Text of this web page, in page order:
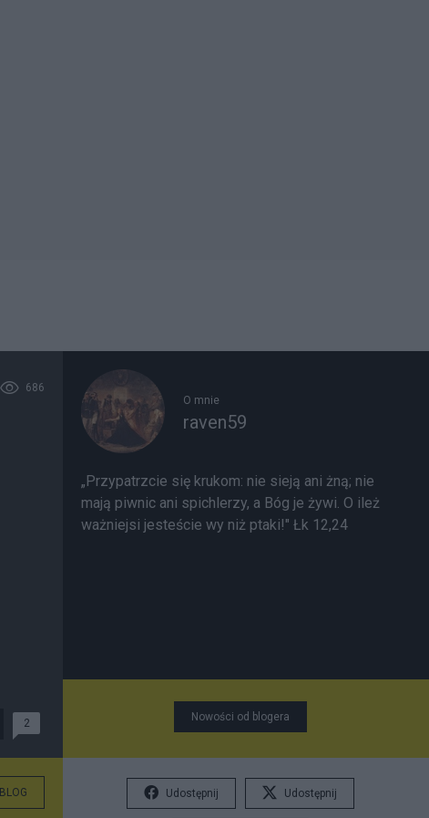
686
2
BLOG
O mnie
raven59
„Przypatrzcie się krukom: nie sieją ani żną; nie
mają piwnic ani spichlerzy, a Bóg je żywi. O ileż
ważniejsi jesteście wy niż ptaki!" Łk 12,24
Nowości od blogera
Udostępnij Udostępnij